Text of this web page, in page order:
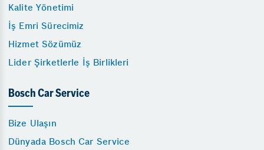
Kalite Yönetimi
İş Emri Sürecimiz
Hizmet Sözümüz
Lider Şirketlerle İş Birlikleri
Bosch Car Service
Bize Ulaşın
Dünyada Bosch Car Service